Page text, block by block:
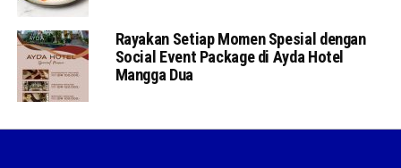
Rayakan Setiap Momen Spesial dengan
Social Event Package di Ayda Hotel
Mangga Dua